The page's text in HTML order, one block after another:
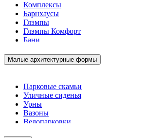
Комплексы
Барнхаусы
Глэмпы
Глэмпы Комфорт
Бани
Малые архитектурные формы
Парковые скамьи
Уличные сиденья
Урны
Вазоны
Велопарковки